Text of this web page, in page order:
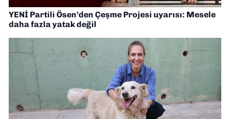
YENİ Partili Ösen’den Çeşme Projesi uyarısı: Mesele
daha fazla yatak değil